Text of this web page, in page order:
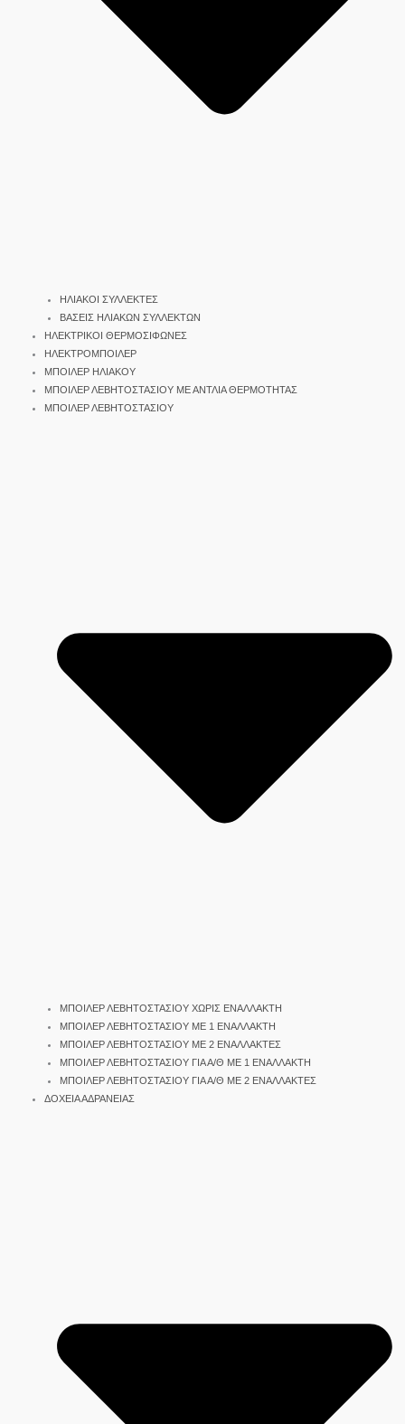
ΗΛΙΑΚΟΙ ΣΥΛΛΕΚΤΕΣ
ΒΑΣΕΙΣ ΗΛΙΑΚΩΝ ΣΥΛΛΕΚΤΩΝ
ΗΛΕΚΤΡΙΚΟΙ ΘΕΡΜΟΣΙΦΩΝΕΣ
ΗΛΕΚΤΡΟΜΠΟΙΛΕΡ
ΜΠΟΙΛΕΡ ΗΛΙΑΚΟΥ
ΜΠΟΙΛΕΡ ΛΕΒΗΤΟΣΤΑΣΙΟΥ ΜΕ ΑΝΤΛΙΑ ΘΕΡΜΟΤΗΤΑΣ
ΜΠΟΙΛΕΡ ΛΕΒΗΤΟΣΤΑΣΙΟΥ
ΜΠΟΙΛΕΡ ΛΕΒΗΤΟΣΤΑΣΙΟΥ ΧΩΡΙΣ ΕΝΑΛΛΑΚΤΗ
ΜΠΟΙΛΕΡ ΛΕΒΗΤΟΣΤΑΣΙΟΥ ΜΕ 1 ΕΝΑΛΛΑΚΤΗ
ΜΠΟΙΛΕΡ ΛΕΒΗΤΟΣΤΑΣΙΟΥ ΜΕ 2 ΕΝΑΛΛΑΚΤΕΣ
ΜΠΟΙΛΕΡ ΛΕΒΗΤΟΣΤΑΣΙΟΥ ΓΙΑ Α/Θ ΜΕ 1 ΕΝΑΛΛΑΚΤΗ
ΜΠΟΙΛΕΡ ΛΕΒΗΤΟΣΤΑΣΙΟΥ ΓΙΑ Α/Θ ΜΕ 2 ΕΝΑΛΛΑΚΤΕΣ
ΔΟΧΕΙΑ ΑΔΡΑΝΕΙΑΣ